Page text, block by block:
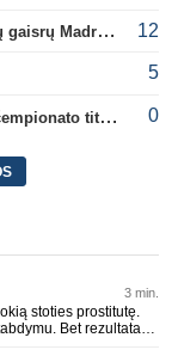
L. Messi pasižymėjo kilniu poelgiu dėl kilusių gaisrų Madride 12
5
B. Mendy: „Darau ką noriu su savo pasaulio čempionato titulu“ 0
3 min.
stoties prostitutę.
Bet rezultatas